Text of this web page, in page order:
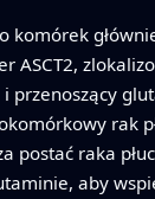
komórek
ASCT2,
i przenoszący
rak
postać raka
aby